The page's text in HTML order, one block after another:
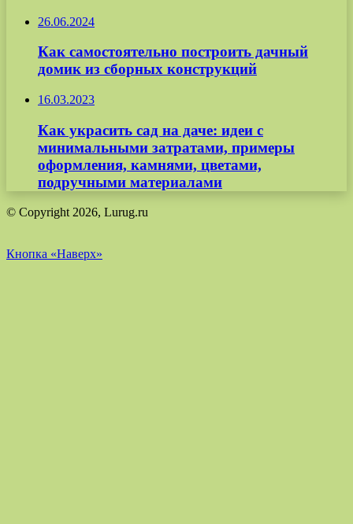
26.06.2024
Как самостоятельно построить дачный
домик из сборных конструкций
16.03.2023
Как украсить сад на даче: идеи с
минимальными затратами, примеры
оформления, камнями, цветами,
подручными материалами
© Copyright 2026, Lurug.ru
Кнопка «Наверх»